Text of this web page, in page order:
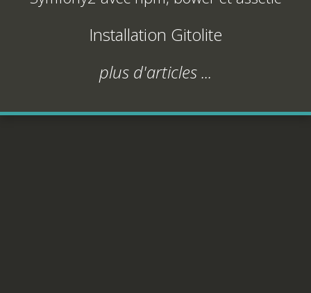
Installation Gitolite
plus d'articles ...